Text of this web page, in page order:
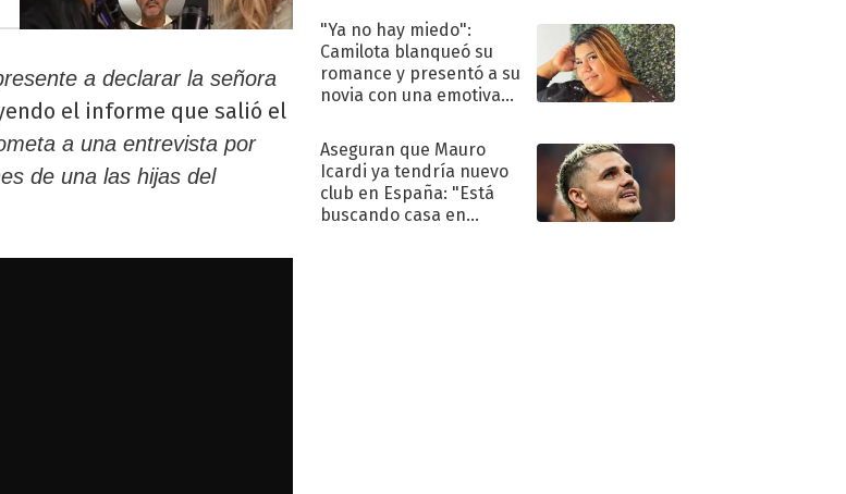
a declarar la señora
el informe que salió el
a una entrevista por
de una las hijas del
terapéutico"
"Ya no hay miedo":
Camilota blanqueó su
romance y presentó a su
novia con una emotiva
Aseguran que Mauro
Icardi ya tendría nuevo
club en España: "Está
buscando casa en